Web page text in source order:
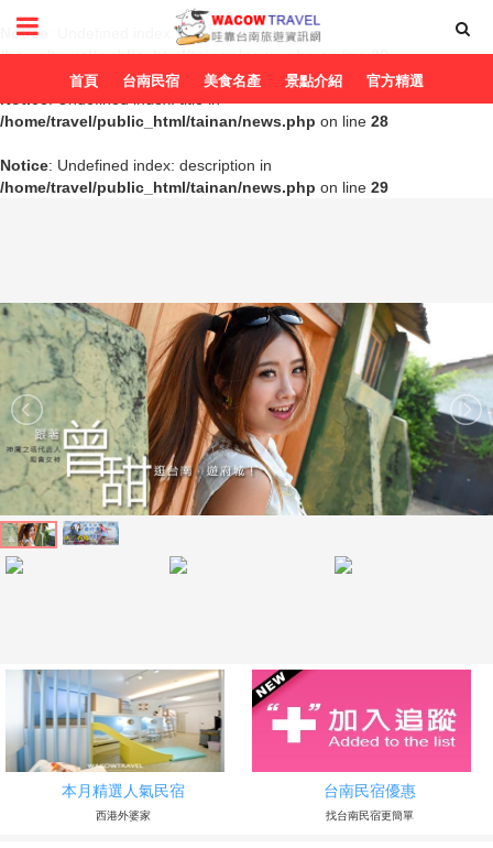
Notice
: Undefined index: title in
/home/travel/public_html/tainan/news.phpon line20
/home/travel/public_html/tainan/news.php on line 28
Notice: Undefined index: description in
/home/travel/public_html/tainan/news.php on line 29
首頁 台南民宿 美食名產 景點介紹 官方精選
本月精選人氣民宿
西港外婆家
台南民宿優惠
找台南民宿更簡單